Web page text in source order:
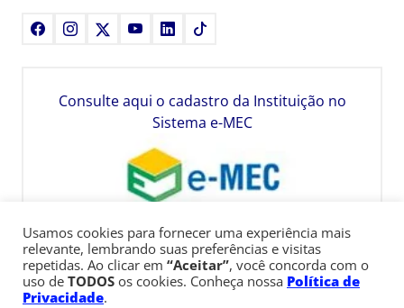
FacebookInstagram YoutubeLinkedIn
Consulte aqui o cadastro da Instituição no
Sistema e-MEC
Usamos cookies para fornecer uma experiência mais
relevante, lembrando suas preferências e visitas
repetidas. Ao clicar em “Aceitar”, você concorda com o
uso de TODOS os cookies. Conheça nossa Política de
Privacidade.